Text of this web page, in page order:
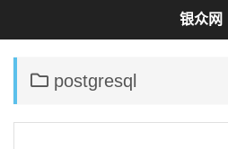
postgresql
银众网